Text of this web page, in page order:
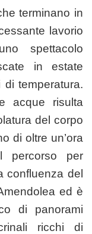
terminano in
lavorio
spettacolo
in estate
temperatura.
acque risulta
del corpo
di oltre un’ora
percorso per
confluenza del
ed è
di panorami
ricchi di